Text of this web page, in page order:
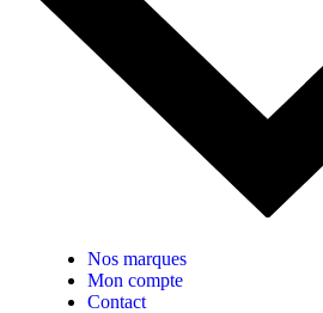
Nos marques
Mon compte
Contact